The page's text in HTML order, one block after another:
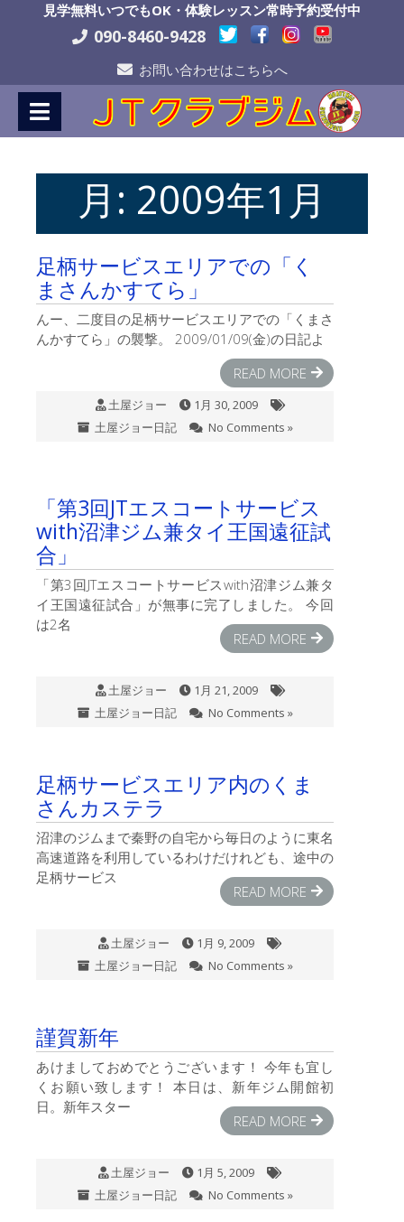
見学無料いつでもOK・体験レッスン常時予約受付中
090-8460-9428
お問い合わせはこちらへ
月: 2009年1月
足柄サービスエリアでの「く
まさんかすてら」
んー、二度目の足柄サービスエリアでの「くまさ
んかすてら」の襲撃。 2009/01/09(金)の日記よ
READ MORE
土屋ジョー
1月 30, 2009
土屋ジョー日記
No Comments »
「第3回JTエスコートサービス
with沼津ジム兼タイ王国遠征試
合」
「第3回JTエスコートサービスwith沼津ジム兼タ
イ王国遠征試合」が無事に完了しました。 今回
は2名
READ MORE
土屋ジョー
1月 21, 2009
土屋ジョー日記
No Comments »
足柄サービスエリア内のくま
さんカステラ
沼津のジムまで秦野の自宅から毎日のように東名
高速道路を利用しているわけだけれども、途中の
足柄サービス
READ MORE
土屋ジョー
1月 9, 2009
土屋ジョー日記
No Comments »
謹賀新年
あけましておめでとうございます！ 今年も宜し
くお願い致します！ 本日は、新年ジム開館初
日。新年スター
READ MORE
土屋ジョー
1月 5, 2009
土屋ジョー日記
No Comments »